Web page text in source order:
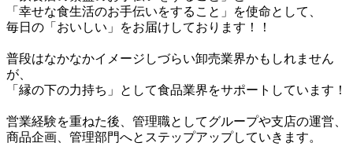
「幸せな食生活のお手伝いをすること」を使命として、
毎日の「おいしい」をお届けしております！！
普段はなかなかイメージしづらい卸売業界かもしれません
が、
「縁の下の力持ち」として食品業界をサポートしています！
営業経験を重ねた後、管理職としてグループや支店の運営、
商品企画、管理部門へとステップアップしていきます。